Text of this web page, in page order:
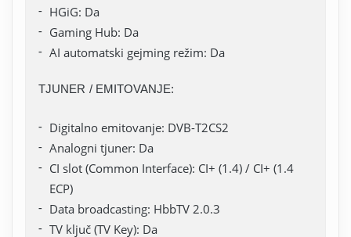
HGiG: Da
Gaming Hub: Da
AI automatski gejming režim: Da
TJUNER / EMITOVANJE:
Digitalno emitovanje: DVB-T2CS2
Analogni tjuner: Da
CI slot (Common Interface): CI+ (1.4) / CI+ (1.4
ECP)
Data broadcasting: HbbTV 2.0.3
TV ključ (TV Key): Da